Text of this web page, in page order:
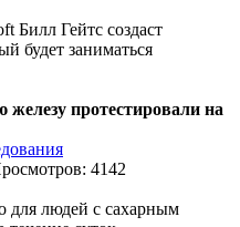
Билл Гейтс создаст
будет заниматься
протестировали на
4142
для людей с сахарным